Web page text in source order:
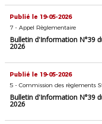
Publié le 19-05-2026
7 - Appel Règlementaire
Bulletin d'Information N°39
2026
Publié le 19-05-2026
5 - Commission des règlements
Bulletin d'Information N°39
2026